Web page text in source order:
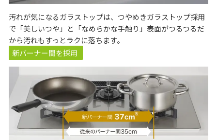
汚れが気になるガラストップは、つやめきガラストップ採用
で「美しいつや」と「なめらかな手触り」表面がつるつるだ
から汚れもすっとラクに落ちます。
新バーナー間を採用